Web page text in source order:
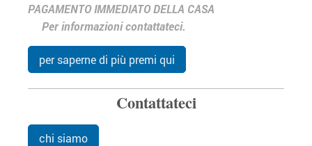
PAGAMENTO IMMEDIATO DELLA CASA
Per informazioni contattateci.
per saperne di più premi qui
Contattateci
chi siamo